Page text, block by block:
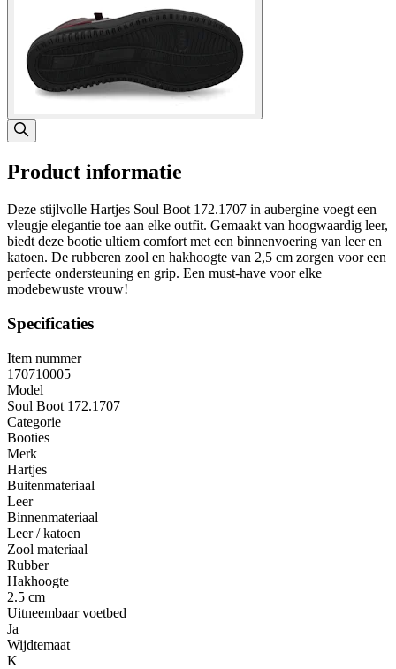
Product informatie
Deze stijlvolle Hartjes Soul Boot 172.1707 in aubergine voegt een
vleugje elegantie toe aan elke outfit. Gemaakt van hoogwaardig leer,
biedt deze bootie ultiem comfort met een binnenvoering van leer en
katoen. De rubberen zool en hakhoogte van 2,5 cm zorgen voor een
perfecte ondersteuning en grip. Een must-have voor elke
modebewuste vrouw!
Specificaties
Item nummer
170710005
Model
Soul Boot 172.1707
Categorie
Booties
Merk
Hartjes
Buitenmateriaal
Leer
Binnenmateriaal
Leer / katoen
Zool materiaal
Rubber
Hakhoogte
2.5 cm
Uitneembaar voetbed
Ja
Wijdtemaat
K